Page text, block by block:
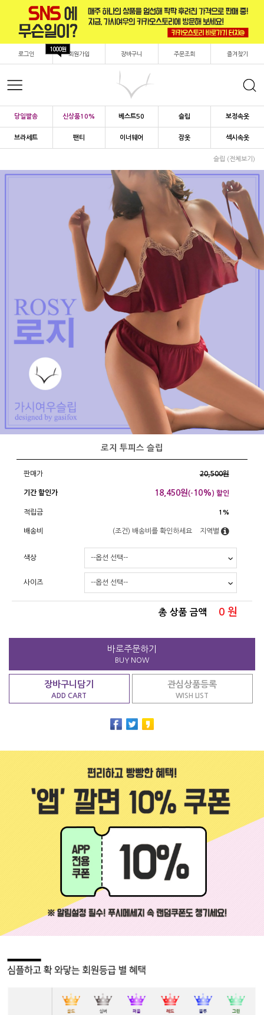
로그인 회원가입
1000원
장바구니 주문조회 즐겨찾기
당일발송 신상품10% 베스트50 슬립 보정속옷
브라세트 팬티 이너웨어 잠옷 섹시속옷
슬립 (전체보기)
로지 투피스 슬립
판매가 20,500원
기간 할인가 18,450원(- 10%) 할인
적립금 1%
배송비 (조건) 배송비를 확인하세요 지역별
색상
사이즈
총 상품 금액 0 원
바로주문하기
BUY NOW
장바구니담기
ADD CART
관심상품등록
WISH LIST